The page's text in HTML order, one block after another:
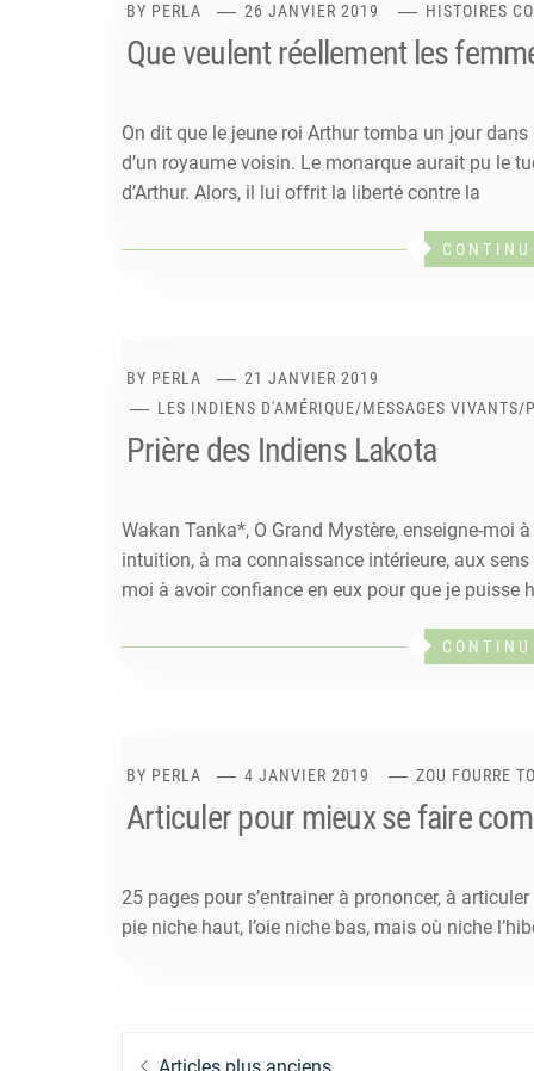
BY PERLA 26 JANVIER 2019 HISTOIRES
Que veulent réellement les
On dit que le jeune roi Arthur tomba un jour
d’un royaume voisin. Le monarque aurait pu le
d’Arthur. Alors, il lui offrit la liberté contre la
BY PERLA
21 JANVIER 2019
LES INDIENS D'AMÉRIQUE/MESSAGES VIVANTS/
Prière des Indiens Lakota
Wakan Tanka*, O Grand Mystère, enseigne-
intuition, à ma connaissance intérieure, aux
moi à avoir confiance en eux pour que je puisse
BY PERLA 4 JANVIER 2019 ZOU FOURRE
Articuler pour mieux se faire
25 pages pour s’entrainer à prononcer, à
pie niche haut, l’oie niche bas, mais où niche
Navigation